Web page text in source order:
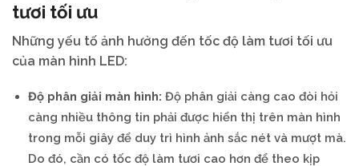
tươi tối ưu
Những yếu tố ảnh hưởng đến tốc độ làm tươi tối ưu
của màn hình LED:
Độ phân giải màn hình: Độ phân giải càng cao đòi hỏi
càng nhiều thông tin phải được hiển thị trên màn hình
trong mỗi giây để duy trì hình ảnh sắc nét và mượt mà.
Do đó, cần có tốc độ làm tươi cao hơn để theo kịp